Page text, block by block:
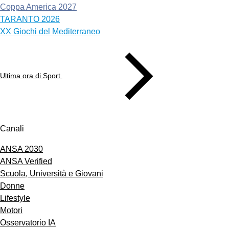
Coppa America 2027
TARANTO 2026
XX Giochi del Mediterraneo
Ultima ora di Sport
Canali
ANSA 2030
ANSA Verified
Scuola, Università e Giovani
Donne
Lifestyle
Motori
Osservatorio IA